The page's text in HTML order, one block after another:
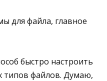
для файла, главное
быстро настроить
типов файлов. Думаю,